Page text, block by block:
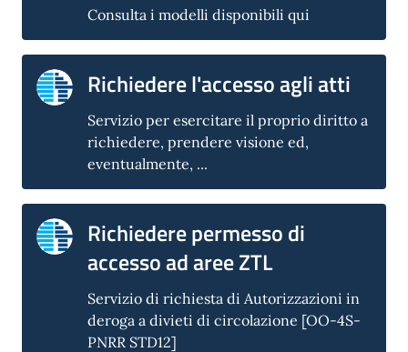
Consulta i modelli disponibili qui
Richiedere l'accesso agli atti
Servizio per esercitare il proprio diritto a
richiedere, prendere visione ed,
eventualmente, ...
Richiedere permesso di
accesso ad aree ZTL
Servizio di richiesta di Autorizzazioni in
deroga a divieti di circolazione [OO-4S-
PNRR STD12]